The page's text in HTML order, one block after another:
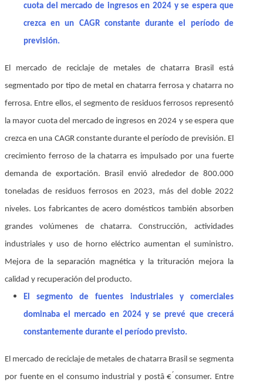
cuota del mercado de ingresos en 2024 y se espera que
crezca en un CAGR constante durante el período de
previsión.
El mercado de reciclaje de metales de chatarra Brasil está
segmentado por tipo de metal en chatarra ferrosa y chatarra no
ferrosa. Entre ellos, el segmento de residuos ferrosos representó
la mayor cuota del mercado de ingresos en 2024 y se espera que
crezca en una CAGR constante durante el período de previsión. El
crecimiento ferroso de la chatarra es impulsado por una fuerte
demanda de exportación. Brasil envió alrededor de 800.000
toneladas de residuos ferrosos en 2023, más del doble 2022
niveles. Los fabricantes de acero domésticos también absorben
grandes volúmenes de chatarra. Construcción, actividades
industriales y uso de horno eléctrico aumentan el suministro.
Mejora de la separación magnética y la trituración mejora la
calidad y recuperación del producto.
El segmento de fuentes industriales y comerciales
dominaba el mercado en 2024 y se prevé que crecerá
constantemente durante el período previsto.
El mercado de reciclaje de metales de chatarra Brasil se segmenta
por fuente en el consumo industrial y postâ € ́consumer. Entre